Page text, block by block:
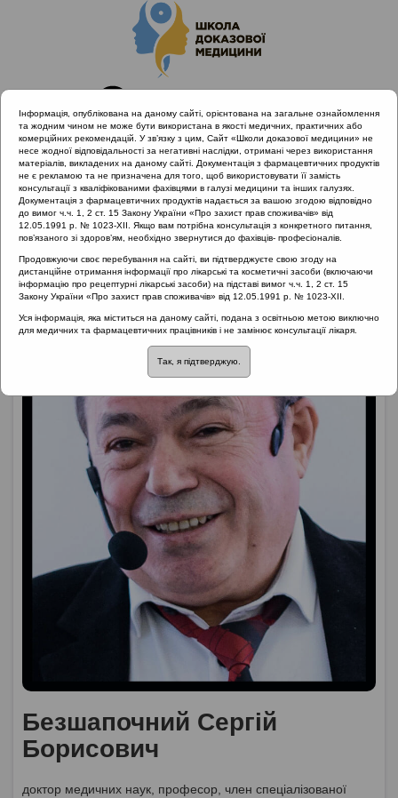
Головна Лектори Безшапочний Сергій Борисович
Безшапочний Сергій
Борисович
доктор медичних наук, професор, член спеціалізованої
Інформація, опублікована на даному сайті, орієнтована на загальне ознайомлення
та жодним чином не може бути використана в якості медичних, практичних або
комерційних рекомендацій. У зв’язку з цим, Сайт «Школи доказової медицини» не
несе жодної відповідальності за негативні наслідки, отримані через використання
матеріалів, викладених на даному сайті. Документація з фармацевтичних продуктів
не є рекламою та не призначена для того, щоб використовувати її замість
консультації з кваліфікованими фахівцями в галузі медицини та інших галузях.
Документація з фармацевтичних продуктів надається за вашою згодою відповідно
до вимог ч.ч. 1, 2 ст. 15 Закону України «Про захист прав споживачів» від
12.05.1991 р. № 1023-XII. Якщо вам потрібна консультація з конкретного питання,
пов’язаного зі здоров’ям, необхідно звернутися до фахівців- професіоналів.
Продовжуючи своє перебування на сайті, ви підтверджуєте свою згоду на
дистанційне отримання інформації про лікарські та косметичні засоби (включаючи
інформацію про рецептурні лікарські засоби) на підставі вимог ч.ч. 1, 2 ст. 15
Закону України «Про захист прав споживачів» від 12.05.1991 р. № 1023-XII.
Уся інформація, яка міститься на даному сайті, подана з освітньою метою виключно
для медичних та фармацевтичних працівників і не замінює консультації лікаря.
Так, я підтверджую.